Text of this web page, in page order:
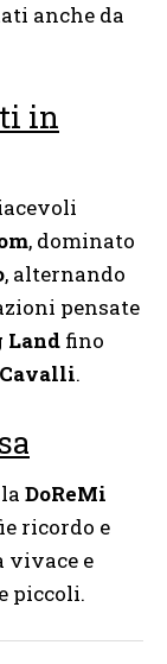
anche da
in
, dominato
, alternando
pensate
Land fino
.
DoReMi
ricordo e
vivace e
piccoli.